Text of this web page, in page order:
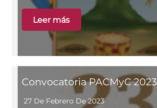
Leer más
Convocatoria PACMyC 2023
27 De Febrero De 2023